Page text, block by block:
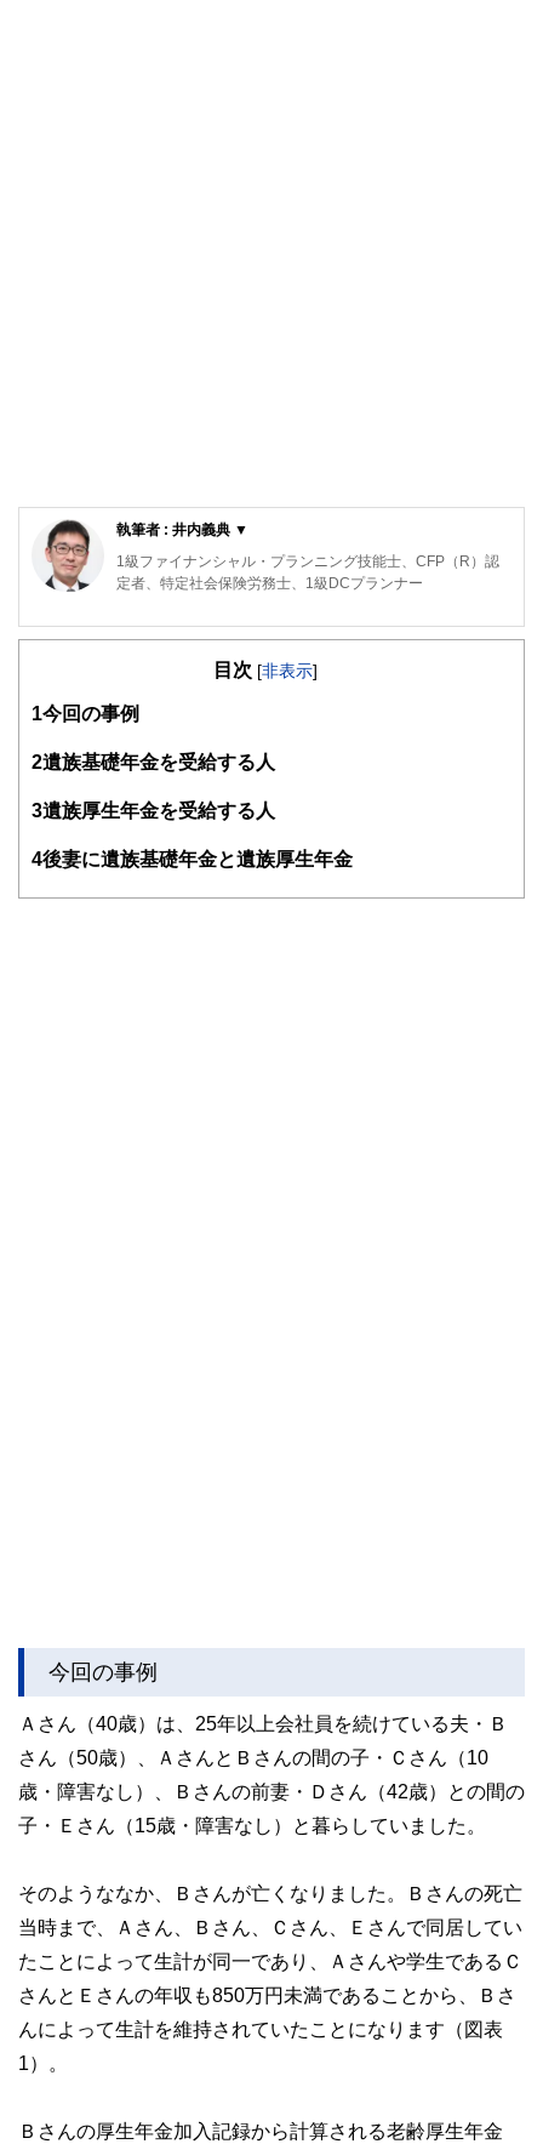
執筆者 : 井内義典 ▼
1級ファイナンシャル・プランニング技能士、CFP（R）認
定者、特定社会保険労務士、1級DCプランナー
専門は公的年金で、活動拠点は横浜。これまで公的年金につ
ほか、社労士向け・FP向け・地方自治体職員向けの教育研
定ＦＰ（ https://fpsdn.net/fp/yinouchi/
目次 [非表示]
1 今回の事例
2遺族基礎年金を受給する人
3遺族厚生年金を受給する人
4後妻に遺族基礎年金と遺族厚生年金
今回の事例
Ａさん（40歳）は、25年以上会社員を続けている夫・Ｂ
さん（50歳）、ＡさんとＢさんの間の子・Ｃさん（10
歳・障害なし）、Ｂさんの前妻・Ｄさん（42歳）との間の
子・Ｅさん（15歳・障害なし）と暮らしていました。
そのようななか、Ｂさんが亡くなりました。Ｂさんの死亡
当時まで、Ａさん、Ｂさん、Ｃさん、Ｅさんで同居してい
たことによって生計が同一であり、Ａさんや学生であるＣ
さんとＥさんの年収も850万円未満であることから、Ｂさ
んによって生計を維持されていたことになります（図表
1）。
Ｂさんの厚生年金加入記録から計算される老齢厚生年金